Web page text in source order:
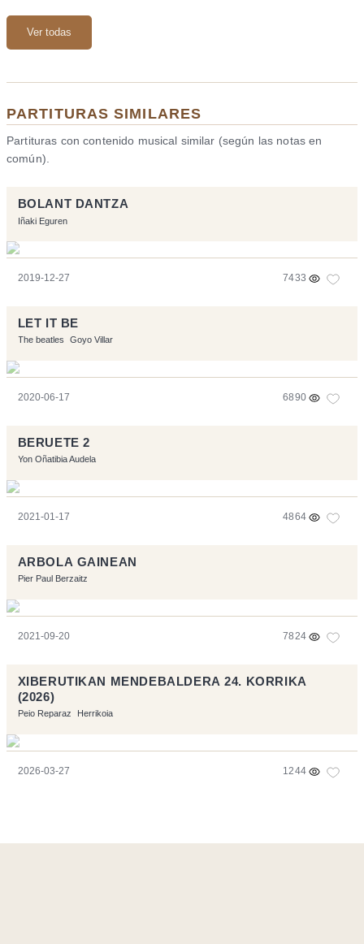
Ver todas
PARTITURAS SIMILARES
Partituras con contenido musical similar (según las notas en
común).
BOLANT DANTZA
Iñaki Eguren
2019-12-27 7433
LET IT BE
The beatles Goyo Villar
2020-06-17 6890
BERUETE 2
Yon Oñatibia Audela
2021-01-17 4864
ARBOLA GAINEAN
Pier Paul Berzaitz
2021-09-20 7824
XIBERUTIKAN MENDEBALDERA 24. KORRIKA
(2026)
Peio Reparaz Herrikoia
2026-03-27 1244